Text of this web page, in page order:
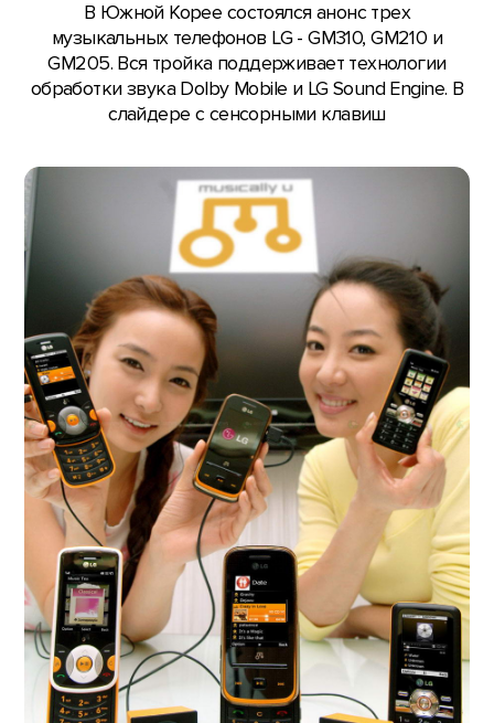
В Южной Корее состоялся анонс трех
музыкальных телефонов LG - GM310, GM210 и
GM205. Вся тройка поддерживает технологии
обработки звука Dolby Mobile и LG Sound Engine. В
слайдере с сенсорными клавиш